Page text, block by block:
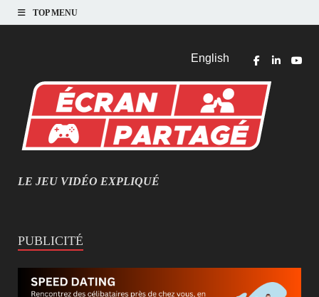
TOP MENU
English
MIEUX COMPRENDRE LES JEUX VIDÉO
LE JEU VIDÉO EXPLIQUÉ
PUBLICITÉ